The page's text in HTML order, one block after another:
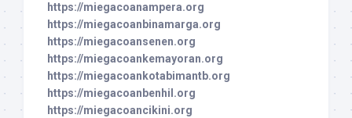
https://miegacoanampera.org
https://miegacoanbinamarga.org
https://miegacoansenen.org
https://miegacoankemayoran.org
https://miegacoankotabimantb.org
https://miegacoanbenhil.org
https://miegacoancikini.org